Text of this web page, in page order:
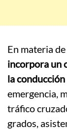
En materia
incorpora un
la conducción
emergencia,
tráfico
grados,